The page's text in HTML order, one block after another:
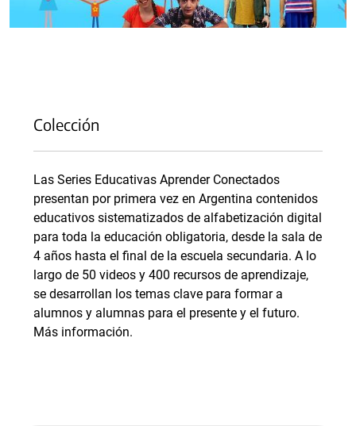
Colección
Las Series Educativas Aprender Conectados
presentan por primera vez en Argentina contenidos
educativos sistematizados de alfabetización digital
para toda la educación obligatoria, desde la sala de
4 años hasta el final de la escuela secundaria. A lo
largo de 50 videos y 400 recursos de aprendizaje,
se desarrollan los temas clave para formar a
alumnos y alumnas para el presente y el futuro.
Más información.